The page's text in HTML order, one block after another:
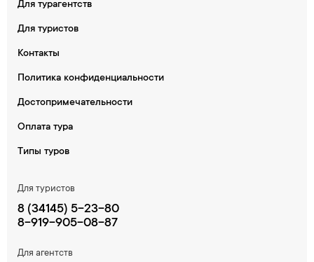
Для турагентств
Для туристов
Контакты
Политика конфиденциальности
Достопримечательности
Оплата тура
Типы туров
Для туристов
8 (34145) 5-23-80
8-919-905-08-87
Для агентств